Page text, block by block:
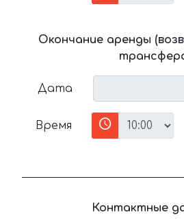
Окончание аренды
Дата
Время
Контактные